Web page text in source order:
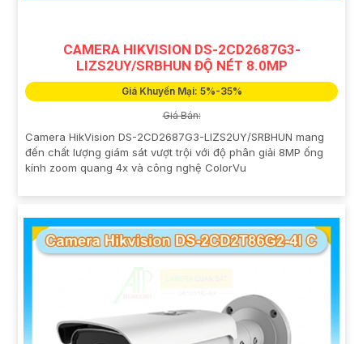
CAMERA HIKVISION DS-2CD2687G3-
LIZS2UY/SRBHUN ĐỘ NÉT 8.0MP
Giá Khuyến Mại: 5%-35%
Giá Bán:
Camera HikVision DS-2CD2687G3-LIZS2UY/SRBHUN mang
đến chất lượng giám sát vượt trội với độ phân giải 8MP ống
kính zoom quang 4x và công nghệ ColorVu